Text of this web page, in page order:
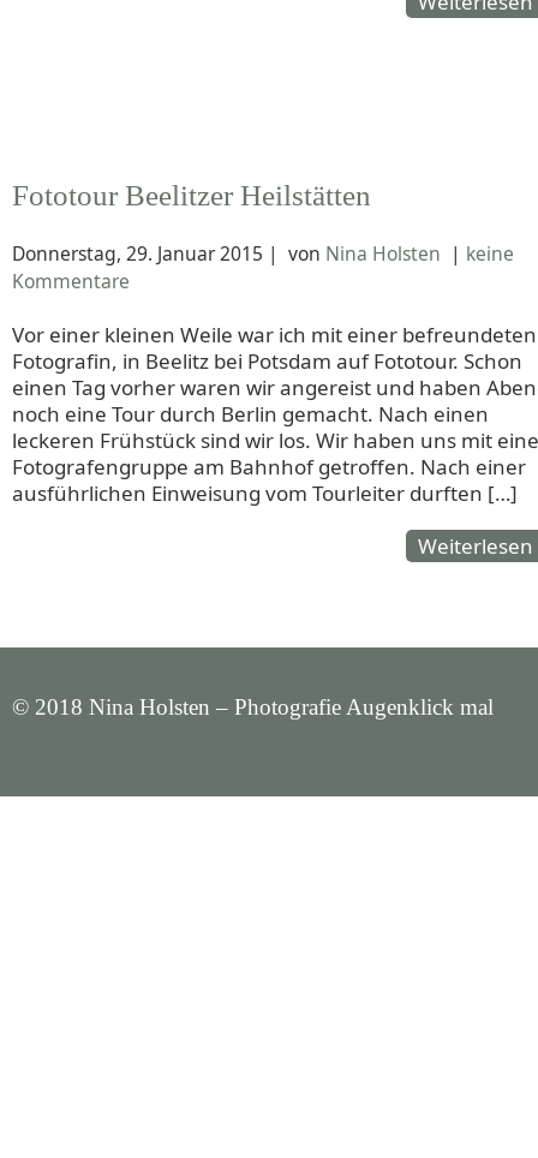
Fototour Beelitzer Heilstätten
Donnerstag, 29. Januar 2015 | von Nina Holsten | keine
Kommentare
Vor einer kleinen Weile war ich mit einer befreundeten
Fotografin, in Beelitz bei Potsdam auf Fototour. Schon
einen Tag vorher waren wir angereist und haben
noch eine Tour durch Berlin gemacht. Nach einen
leckeren Frühstück sind wir los. Wir haben uns mit
Fotografengruppe am Bahnhof getroffen. Nach einer
ausführlichen Einweisung vom Tourleiter durften […]
© 2018 Nina Holsten – Photografie Augenklick mal